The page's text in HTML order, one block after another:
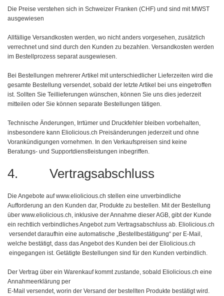
Die Preise verstehen sich in Schweizer Franken (CHF) und sind mit MWST
ausgewiesen
Allfällige Versandkosten werden, wo nicht anders vorgesehen, zusätzlich
verrechnet und sind durch den Kunden zu bezahlen. Versandkosten werden
im Bestellprozess separat ausgewiesen.
Bei Bestellungen mehrerer Artikel mit unterschiedlicher Lieferzeiten wird die
gesamte Bestellung versendet, sobald der letzte Artikel bei uns eingetroffen
ist. Sollten Sie Teillieferungen wünschen, können Sie uns dies jederzeit
mitteilen oder Sie können separate Bestellungen tätigen.
Technische Änderungen, Irrtümer und Druckfehler bleiben vorbehalten,
insbesondere kann Eliolicious.ch Preisänderungen jederzeit und ohne
Vorankündigungen vornehmen. In den Verkaufspreisen sind keine
Beratungs- und Supportdienstleistungen inbegriffen.
4. Vertragsabschluss
Die Angebote auf www.eliolicious.ch stellen eine unverbindliche
Aufforderung an den Kunden dar, Produkte zu bestellen. Mit der Bestellung
über www.eliolicious.ch, inklusive der Annahme dieser AGB, gibt der Kunde
ein rechtlich verbindliches Angebot zum Vertragsabschluss ab. Eliolicious.ch
versendet daraufhin eine automatische „Bestellbestätigung“ per E-Mail,
welche bestätigt, dass das Angebot des Kunden bei der Eliolicious.ch
eingegangen ist. Getätigte Bestellungen sind für den Kunden verbindlich.
Der Vertrag über ein Warenkauf kommt zustande, sobald Eliolicious.ch eine
Annahmeerklärung per
E-Mail versendet, worin der Versand der bestellten Produkte bestätigt wird.